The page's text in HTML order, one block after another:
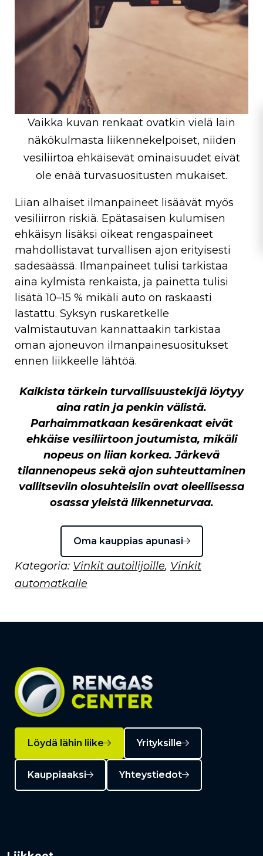
Vaikka kuvan renkaat ovatkin vielä lain
näkökulmasta liikennekelpoiset, niiden
vesiliirtoa ehkäisevät ominaisuudet eivät
ole enää turvasuositusten mukaiset.
Liian alhaiset ilmanpaineet lisäävät myös
vesiliirron riskiä. Epätasaisen kulumisen
ehkäisyn lisäksi oikeat rengaspaineet
mahdollistavat turvallisen ajon erityisesti
sadesäässä. Ilmanpaineet tulisi tarkistaa
aina kylmistä renkaista, ja painetta tulisi
lisätä 10–15 % mikäli auto on raskaasti
lastattu. Syksyn ruskaretkelle
valmistautuvan kannattaakin tarkistaa
oman ajoneuvon ilmanpainesuositukset
ennen liikkeelle lähtöä.
Kaikista tärkein turvallisuustekijä löytyy
aina ratin ja penkin välistä.
Parhaimmatkaan kesärenkaat eivät
ehkäise vesiliirtoon joutumista, mikäli
nopeus on liian korkea. Järkevä
tilannenopeus sekä ajon suhteuttaminen
vallitseviin olosuhteisiin ovat oleellisessa
osassa yleistä liikenneturvaa.
Oma kauppias apunasi
Kategoria: Vinkit autoilijoille, Vinkit
automatkalle
Löydä lähin liike Yrityksille
Kauppiaaksi Yhteystiedot